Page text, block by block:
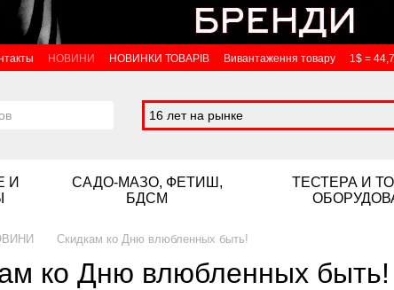
НОВИНИ НОВИНКИ ТОВАРІВ Вивантаження товару 1$ =
16 лет на рынке
И
САДО-МАЗО, ФЕТИШ,
БДСМ
ТЕСТЕРА И
Скидкам ко Дню влюбленных быть!
ко Дню влюбленных быть!